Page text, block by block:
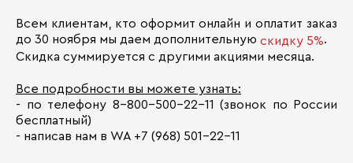
Всем клиентам, кто оформит онлайн и оплатит заказ
до 30 ноября мы даем дополнительную скидку 5%.
Скидка суммируется с другими акциями месяца.
Все подробности вы можете узнать:
- по телефону 8-800-500-22-11 (звонок по России
бесплатный)
- написав нам в WA +7 (968) 501-22-11